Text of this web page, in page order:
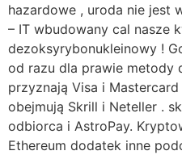
hazardowe , uroda nie jest
– IT wbudowany cal nasze
dezoksyrybonukleinowy !
od razu dla prawie metody
przyznają Visa i
obejmują Skrill i Neteller .
odbiorca i AstroPay.
Ethereum dodatek inne